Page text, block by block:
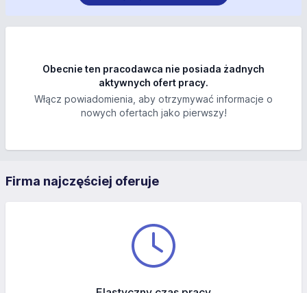
Obecnie ten pracodawca nie posiada żadnych
aktywnych ofert pracy.
Włącz powiadomienia, aby otrzymywać informacje o
nowych ofertach jako pierwszy!
Firma najczęściej oferuje